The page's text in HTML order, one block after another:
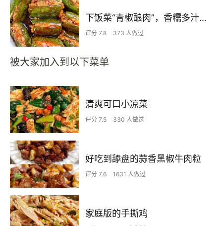
下饭菜“青椒酿肉”，香糯多汁鲜嫩下饭
评分 7.8 373 人做过
被大家加入到以下菜单
清爽可口小凉菜
评分 7.5 330 人做过
好吃到舔盘的蒜香黑椒牛肉粒
评分 7.6 1631 人做过
家庭版的手撕鸡